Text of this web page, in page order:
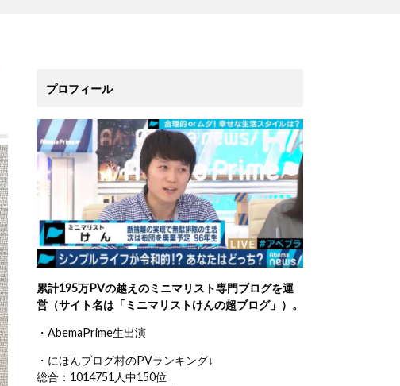
プロフィール
累計195万PVの越えのミニマリスト専門ブログを運
営（サイト名は「ミニマリストけんの超ブログ」）。
・AbemaPrime生出演
・にほんブログ村のPVランキング↓
総合：1014751人中150位